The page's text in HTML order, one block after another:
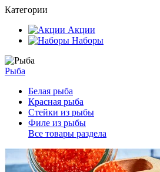
Категории
Акции
Наборы
Рыба
Белая рыба
Красная рыба
Стейки из рыбы
Филе из рыбы
Все товары раздела